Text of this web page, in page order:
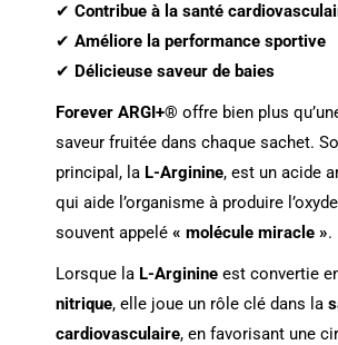
✔ Contribue à la santé
✔ Améliore la performance sportive
✔ Délicieuse saveur de baies
Forever ARGI+® offre bien plus
saveur fruitée dans chaque sachet.
principal, la L-Arginine, est un acide
qui aide l’organisme à produire
souvent appelé « molécule miracle ».
Lorsque la L-Arginine est convertie
nitrique, elle joue un rôle clé dans la
cardiovasculaire, en favorisant une